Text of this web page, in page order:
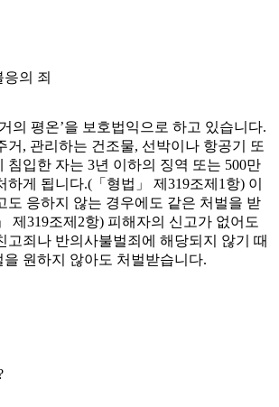
의 죄
의 평온’을 보호법익으로 하고 있습니다.
거, 관리하는 건조물, 선박이나 항공기 또
침입한 자는 3년 이하의 징역 또는 500만
하게 됩니다.(「형법」 제319조제1항) 이
도 응하지 않는 경우에도 같은 처벌을 받
제319조제2항) 피해자의 신고가 없어도
고죄나 반의사불벌죄에 해당되지 않기 때
원하지 않아도 처벌받습니다.